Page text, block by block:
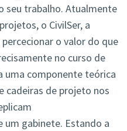
seu trabalho. Atualmente
o CivilSer, a
o valor do que
no curso de
uma componente teórica
cadeiras de projeto nos
gabinete. Estando a